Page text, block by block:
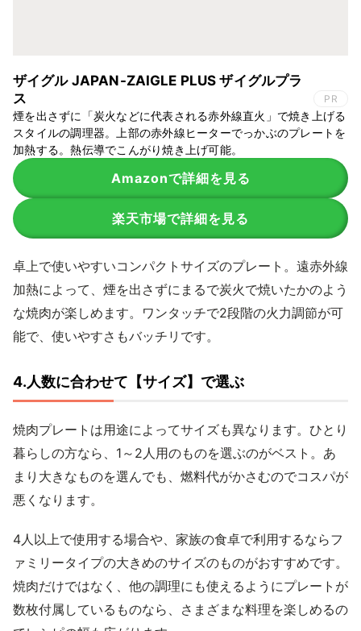
ザイグル JAPAN-ZAIGLE PLUS ザイグルプラ
ス
PR
煙を出さずに「炭火などに代表される赤外線直火」で焼き上げる
スタイルの調理器。上部の赤外線ヒーターでっかぶのプレートを
加熱する。熱伝導でこんがり焼き上げ可能。
Amazonで詳細を見る
楽天市場で詳細を見る
卓上で使いやすいコンパクトサイズのプレート。遠赤外線
加熱によって、煙を出さずにまるで炭火で焼いたかのよう
な焼肉が楽しめます。ワンタッチで2段階の火力調節が可
能で、使いやすさもバッチリです。
4.人数に合わせて【サイズ】で選ぶ
焼肉プレートは用途によってサイズも異なります。ひとり
暮らしの方なら、1～2人用のものを選ぶのがベスト。あ
まり大きなものを選んでも、燃料代がかさむのでコスパが
悪くなります。
4人以上で使用する場合や、家族の食卓で利用するならフ
ァミリータイプの大きめのサイズのものがおすすめです。
焼肉だけではなく、他の調理にも使えるようにプレートが
数枚付属しているものなら、さまざまな料理を楽しめるの